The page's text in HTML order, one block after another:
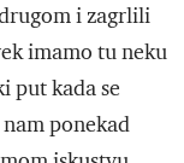
i zagrlili
imamo tu neku
put kada se
ponekad